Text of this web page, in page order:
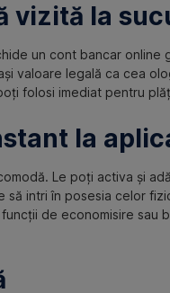
vizită la
un cont bancar online
valoare legală ca cea
folosi imediat pentru
la
Le poți activa și
să intri în posesia celor
de economisire